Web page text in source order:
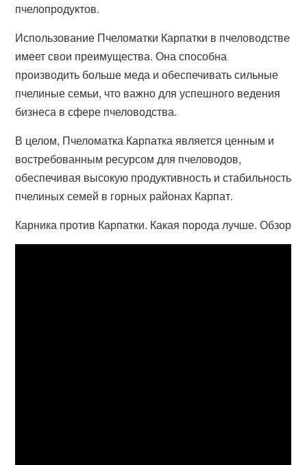
пчелопродуктов.
Использование Пчеломатки Карпатки в пчеловодстве
имеет свои преимущества. Она способна
производить больше меда и обеспечивать сильные
пчелиные семьи, что важно для успешного ведения
бизнеса в сфере пчеловодства.
В целом, Пчеломатка Карпатка является ценным и
востребованным ресурсом для пчеловодов,
обеспечивая высокую продуктивность и стабильность
пчелиных семей в горных районах Карпат.
Карника против Карпатки. Какая порода лучше. Обзор